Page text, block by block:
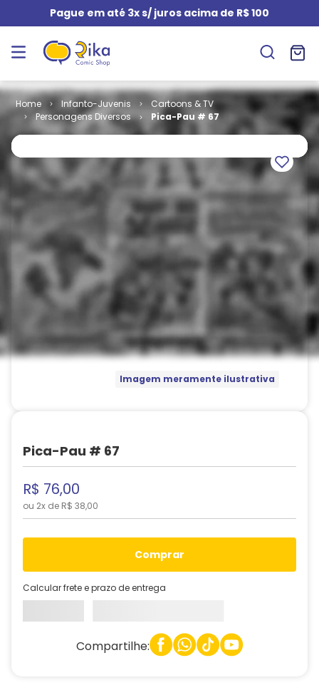
Pague em até 3x s/ juros acima de R$ 100
Infanto-Juvenis
Cartoons & TV
Personagens Diversos
Pica-Pau # 67
Imagem meramente ilustrativa
Pica-Pau # 67
R$ 76,00
ou 2x de R$ 38,00
comprar
Calcular frete e prazo de entrega
Compartilhe: